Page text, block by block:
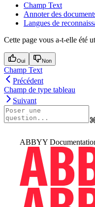
Champ Text
Annoter des
Langues de
Cette page vous a-t-elle été
Oui Non
Champ Text
Précédent
Champ de type tableau
Suivant
ABBYY